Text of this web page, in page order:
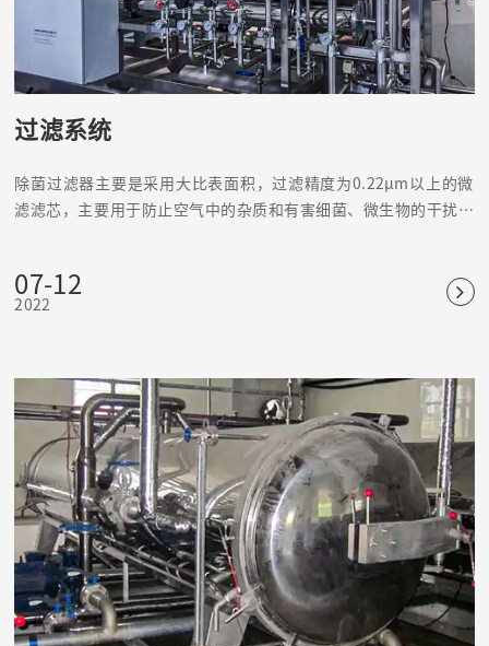
过滤系统
除菌过滤器主要是采用大比表面积，过滤精度为0.22μm以上的微
滤滤芯，主要用于防止空气中的杂质和有害细菌、微生物的干扰，
07-12
2022